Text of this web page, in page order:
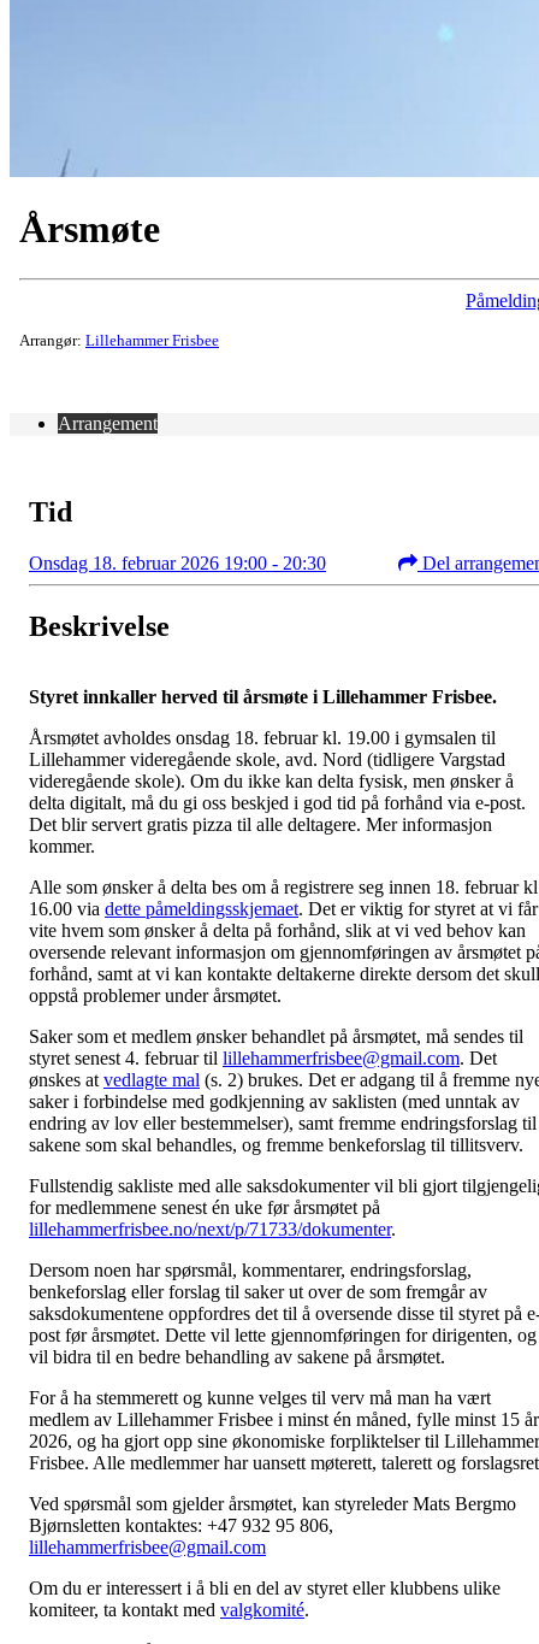
Årsmøte
Arrangør: Lillehammer Frisbee
Arrangement
Tid
Onsdag 18. februar 2026 19:00 - 20:30 Del
Beskrivelse
Styret innkaller herved til årsmøte i Lillehammer Frisbee.
Årsmøtet avholdes onsdag 18. februar kl. 19.00 i gymsalen til
Lillehammer videregående skole, avd. Nord (tidligere Vargstad
videregående skole). Om du ikke kan delta fysisk, men ønsker å
delta digitalt, må du gi oss beskjed i god tid på forhånd via e-post.
Det blir servert gratis pizza til alle deltagere. Mer informasjon
kommer.
Alle som ønsker å delta bes om å registrere seg innen 18. februar
16.00 via dette påmeldingsskjemaet. Det er viktig for styret at vi får
vite hvem som ønsker å delta på forhånd, slik at vi ved behov kan
oversende relevant informasjon om gjennomføringen av årsmøtet
forhånd, samt at vi kan kontakte deltakerne direkte dersom det
oppstå problemer under årsmøtet.
Saker som et medlem ønsker behandlet på årsmøtet, må sendes til
styret senest 4. februar til lillehammerfrisbee@gmail.com. Det
ønskes at vedlagte mal (s. 2) brukes. Det er adgang til å fremme
saker i forbindelse med godkjenning av saklisten (med unntak av
endring av lov eller bestemmelser), samt fremme endringsforslag til
sakene som skal behandles, og fremme benkeforslag til tillitsverv.
Fullstendig sakliste med alle saksdokumenter vil bli gjort
for medlemmene senest én uke før årsmøtet på
lillehammerfrisbee.no/next/p/71733/dokumenter.
Dersom noen har spørsmål, kommentarer, endringsforslag,
benkeforslag eller forslag til saker ut over de som fremgår av
saksdokumentene oppfordres det til å oversende disse til styret på
post før årsmøtet. Dette vil lette gjennomføringen for dirigenten, og
vil bidra til en bedre behandling av sakene på årsmøtet.
For å ha stemmerett og kunne velges til verv må man ha vært
medlem av Lillehammer Frisbee i minst én måned, fylle minst 15
2026, og ha gjort opp sine økonomiske forpliktelser til Lillehammer
Frisbee. Alle medlemmer har uansett møterett, talerett og
Ved spørsmål som gjelder årsmøtet, kan styreleder Mats Bergmo
Bjørnsletten kontaktes: +47 932 95 806,
lillehammerfrisbee@gmail.com
Om du er interessert i å bli en del av styret eller klubbens ulike
komiteer, ta kontakt med valgkomité.